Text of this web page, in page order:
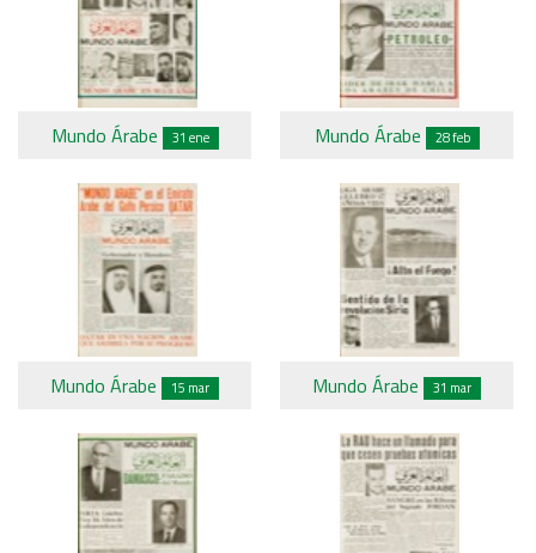
Mundo Árabe 31 ene Mundo Árabe 28 feb
Mundo Árabe 15 mar Mundo Árabe 31 mar